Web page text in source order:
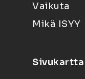
Vaikuta
Mikä ISYY
Sivukartta